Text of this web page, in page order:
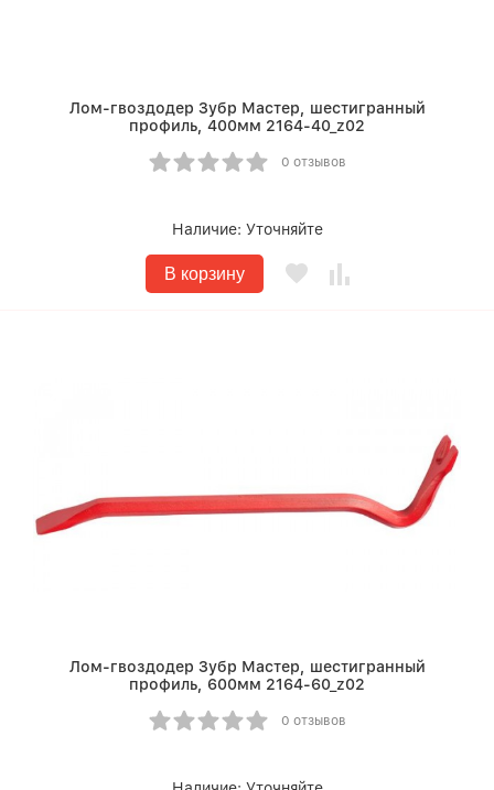
Лом-гвоздодер Зубр Мастер, шестигранный
профиль, 400мм 2164-40_z02
0 отзывов
Наличие: Уточняйте
В корзину
Лом-гвоздодер Зубр Мастер, шестигранный
профиль, 600мм 2164-60_z02
0 отзывов